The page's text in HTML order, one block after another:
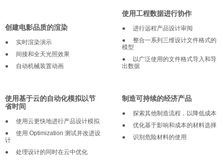
创建电影品质的渲染
●
实时渲染演示
●
间接和全天光照效果
●
自动机械装置动画
使用基于云的自动化模拟以节
省时间
●
使用云更快地进行产品设计模拟
●
使用 Optimization 测试并改进设
计
●
处理设计的同时在云中优化
使用工程数据进行协作
●
进行远程产品设计审阅
●
整合一系列三维设计文件格式的
模型
●
以广泛使用的文件格式导入和导
出数据
制造可持续的经济产品
●
探索其他制造流程，以降低成本
●
优化基于影响和成本的材料选择
●
识别危险材料的使用